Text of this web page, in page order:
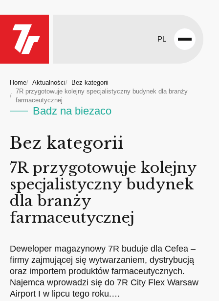
PL
Open
Home Aktualności
Bez kategorii
7R przygotowuje kolejny specjalistyczny budynek dla branży
farmaceutycznej
Badz na biezaco
Bez kategorii
7R przygotowuje kolejny
specjalistyczny budynek
dla branży
farmaceutycznej
Deweloper magazynowy 7R buduje dla Cefea –
firmy zajmującej się wytwarzaniem, dystrybucją
oraz importem produktów farmaceutycznych.
Najemca wprowadzi się do 7R City Flex Warsaw
Airport I w lipcu tego roku.…